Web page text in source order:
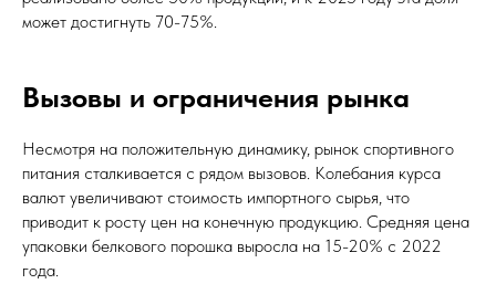
может достигнуть 70-75%.
Вызовы и ограничения рынка
Несмотря на положительную динамику, рынок спортивного
питания сталкивается с рядом вызовов. Колебания курса
валют увеличивают стоимость импортного сырья, что
приводит к росту цен на конечную продукцию. Средняя цена
упаковки белкового порошка выросла на 15-20% с 2022
года.